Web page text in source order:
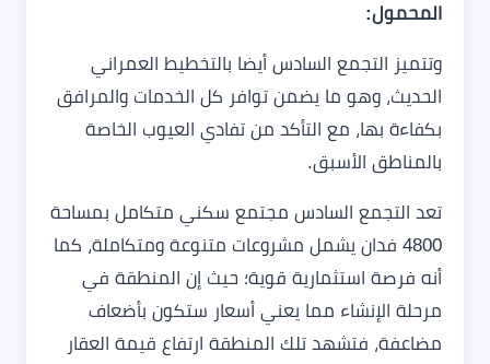
المحمول:
وتتميز التجمع السادس أيضا بالتخطيط العمراني
الحديث، وهو ما يضمن توافر كل الخدمات والمرافق
بكفاءة بها، مع التأكد من تفادي العيوب الخاصة
بالمناطق الأسبق.
تعد التجمع السادس مجتمع سكني متكامل بمساحة
4800 فدان يشمل مشروعات متنوعة ومتكاملة، كما
أنه فرصة استثمارية قوية؛ حيث إن المنطقة في
مرحلة الإنشاء مما يعني أسعار ستكون بأضعاف
مضاعفة، فتشهد تلك المنطقة ارتفاع قيمة العقار